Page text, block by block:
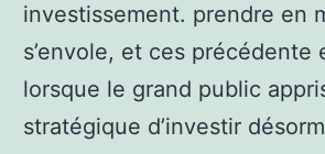
investissement. prendre en
s’envole, et ces
lorsque le grand public
stratégique d’investir